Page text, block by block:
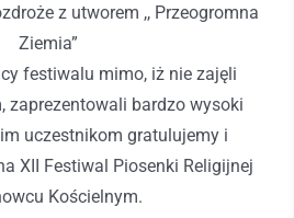
z utworem ,, Przeogromna
Ziemia”
festiwalu mimo, iż nie zajęli
zaprezentowali bardzo wysoki
uczestnikom gratulujemy i
XII Festiwal Piosenki Religijnej
Kościelnym.